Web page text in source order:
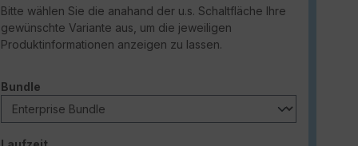
Bitte wählen Sie die anahand der u.s. Schaltfläche Ihre
gewünschte Variante aus, um die jeweiligen
Produktinformationen anzeigen zu lassen.
Bundle
auswählen